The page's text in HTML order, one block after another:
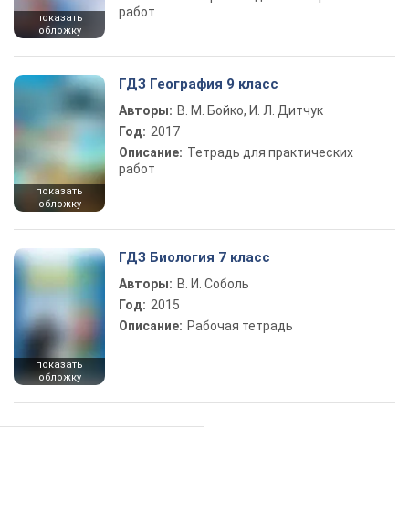
показать
обложку
работ
показать
обложку
ГДЗ География 9 класс
Авторы: В. М. Бойко, И. Л. Дитчук
Год: 2017
Описание: Тетрадь для практических
работ
показать
обложку
ГДЗ Биология 7 класс
Авторы: В. И. Соболь
Год: 2015
Описание: Рабочая тетрадь